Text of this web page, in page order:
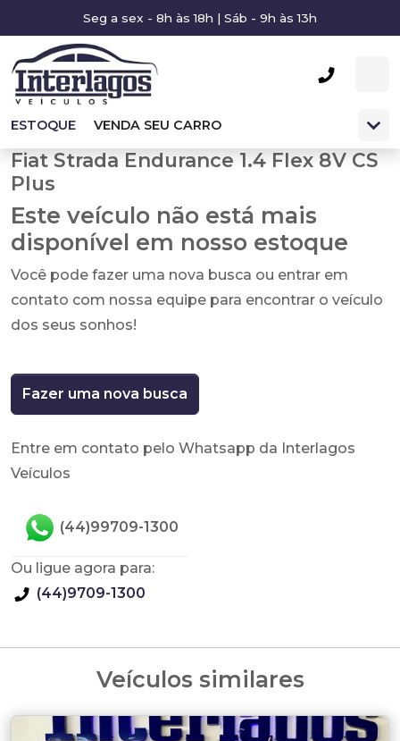
Seg a sex - 8h às 18h | Sáb - 9h às 13h
ESTOQUE VENDA SEU CARRO
Fiat Strada Endurance 1.4 Flex 8V CS
Plus
Este veículo não está mais
disponível em nosso estoque
Você pode fazer uma nova busca ou entrar em
contato com nossa equipe para encontrar o veículo
dos seus sonhos!
Fazer uma nova busca
Entre em contato pelo Whatsapp da Interlagos
Veículos
(44)99709-1300
Ou ligue agora para:
(44)9709-1300
Veículos similares